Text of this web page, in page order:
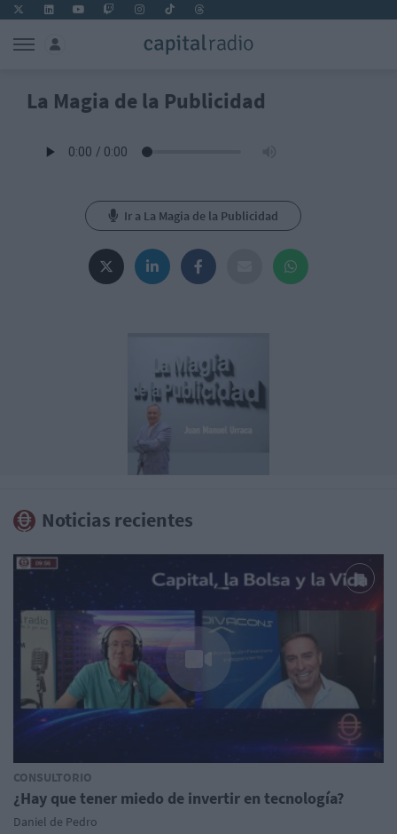
La Magia de la Publicidad
Ir a La Magia de la Publicidad
Noticias recientes
CONSULTORIO
¿Hay que tener miedo de invertir en tecnología?
Daniel de Pedro